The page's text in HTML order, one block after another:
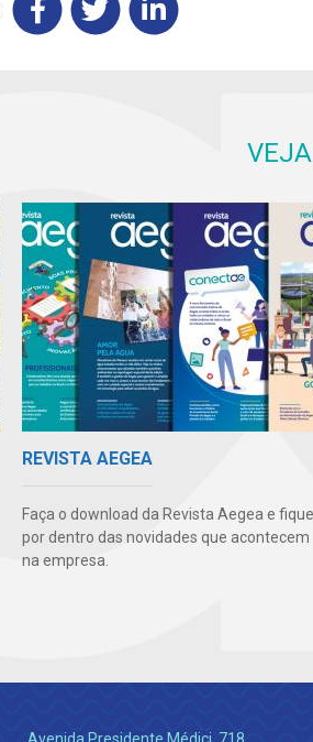
REVISTA AEGEA
Faça o download da Revista Aegea e fique
por dentro das novidades que acontecem
na empresa.